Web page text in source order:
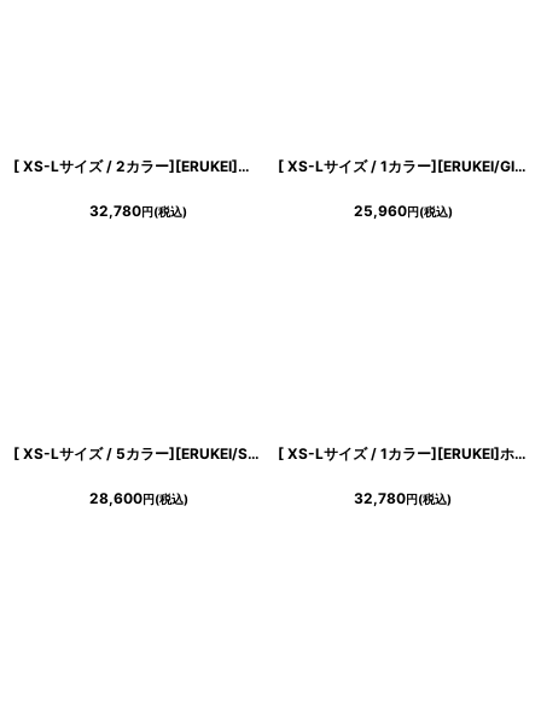
[ XS-Lサイズ / 2カラー][ERUKEI]モノトーン・リーフ柄・花柄・レースネック・Aライン・ノースリーブ・ロングドレス・ワンピース[薗田杏奈着用][送料無料]
32,780円(税込)
[ XS-Lサイズ / 1カラー][ERUKEI/GINZA COUTURE]プリント・リゾート柄・花柄・サテン・切替・ハイウエスト・Aライン・ロングドレス[送料無料]
25,960円(税込)
[ XS-Lサイズ / 5カラー][ERUKEI/SETTAN]花柄・ラメ・ノースリーブ・フレア・Aライン・ロングドレス[送料無料]
28,600円(税込)
[ XS-Lサイズ / 1カラー][ERUKEI]ホワイト・総レース・ハイネック・ノースリーブ・マーメイド・ロングドレス[薗田杏奈着用][送料無料]
32,780円(税込)